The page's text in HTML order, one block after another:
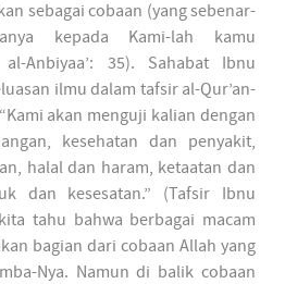
sebagai cobaan (yang sebenar-
kepada Kami-lah kamu
Anbiyaa’: 35). Sahabat Ibnu
ilmu dalam tafsir al-Qur’an-
akan menguji kalian dengan
kesehatan dan penyakit,
halal dan haram, ketaatan dan
dan kesesatan.” (Tafsir Ibnu
tahu bahwa berbagai macam
bagian dari cobaan Allah yang
Nya. Namun di balik cobaan